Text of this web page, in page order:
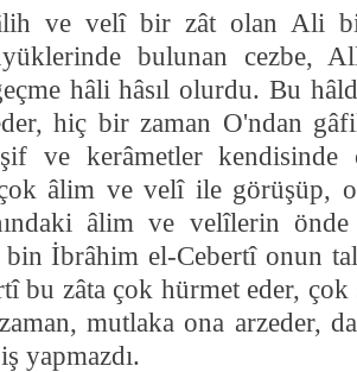
ve velî bir zât olan Ali
bulunan cezbe,
hâli hâsıl olurdu. Bu
hiç bir zaman O'ndan
ve kerâmetler kendisinde
âlim ve velî ile görüşüp,
âlim ve velîlerin
İbrâhim el-Cebertî onun
bu zâta çok hürmet eder,
mutlaka ona arzeder,
yapmazdı.